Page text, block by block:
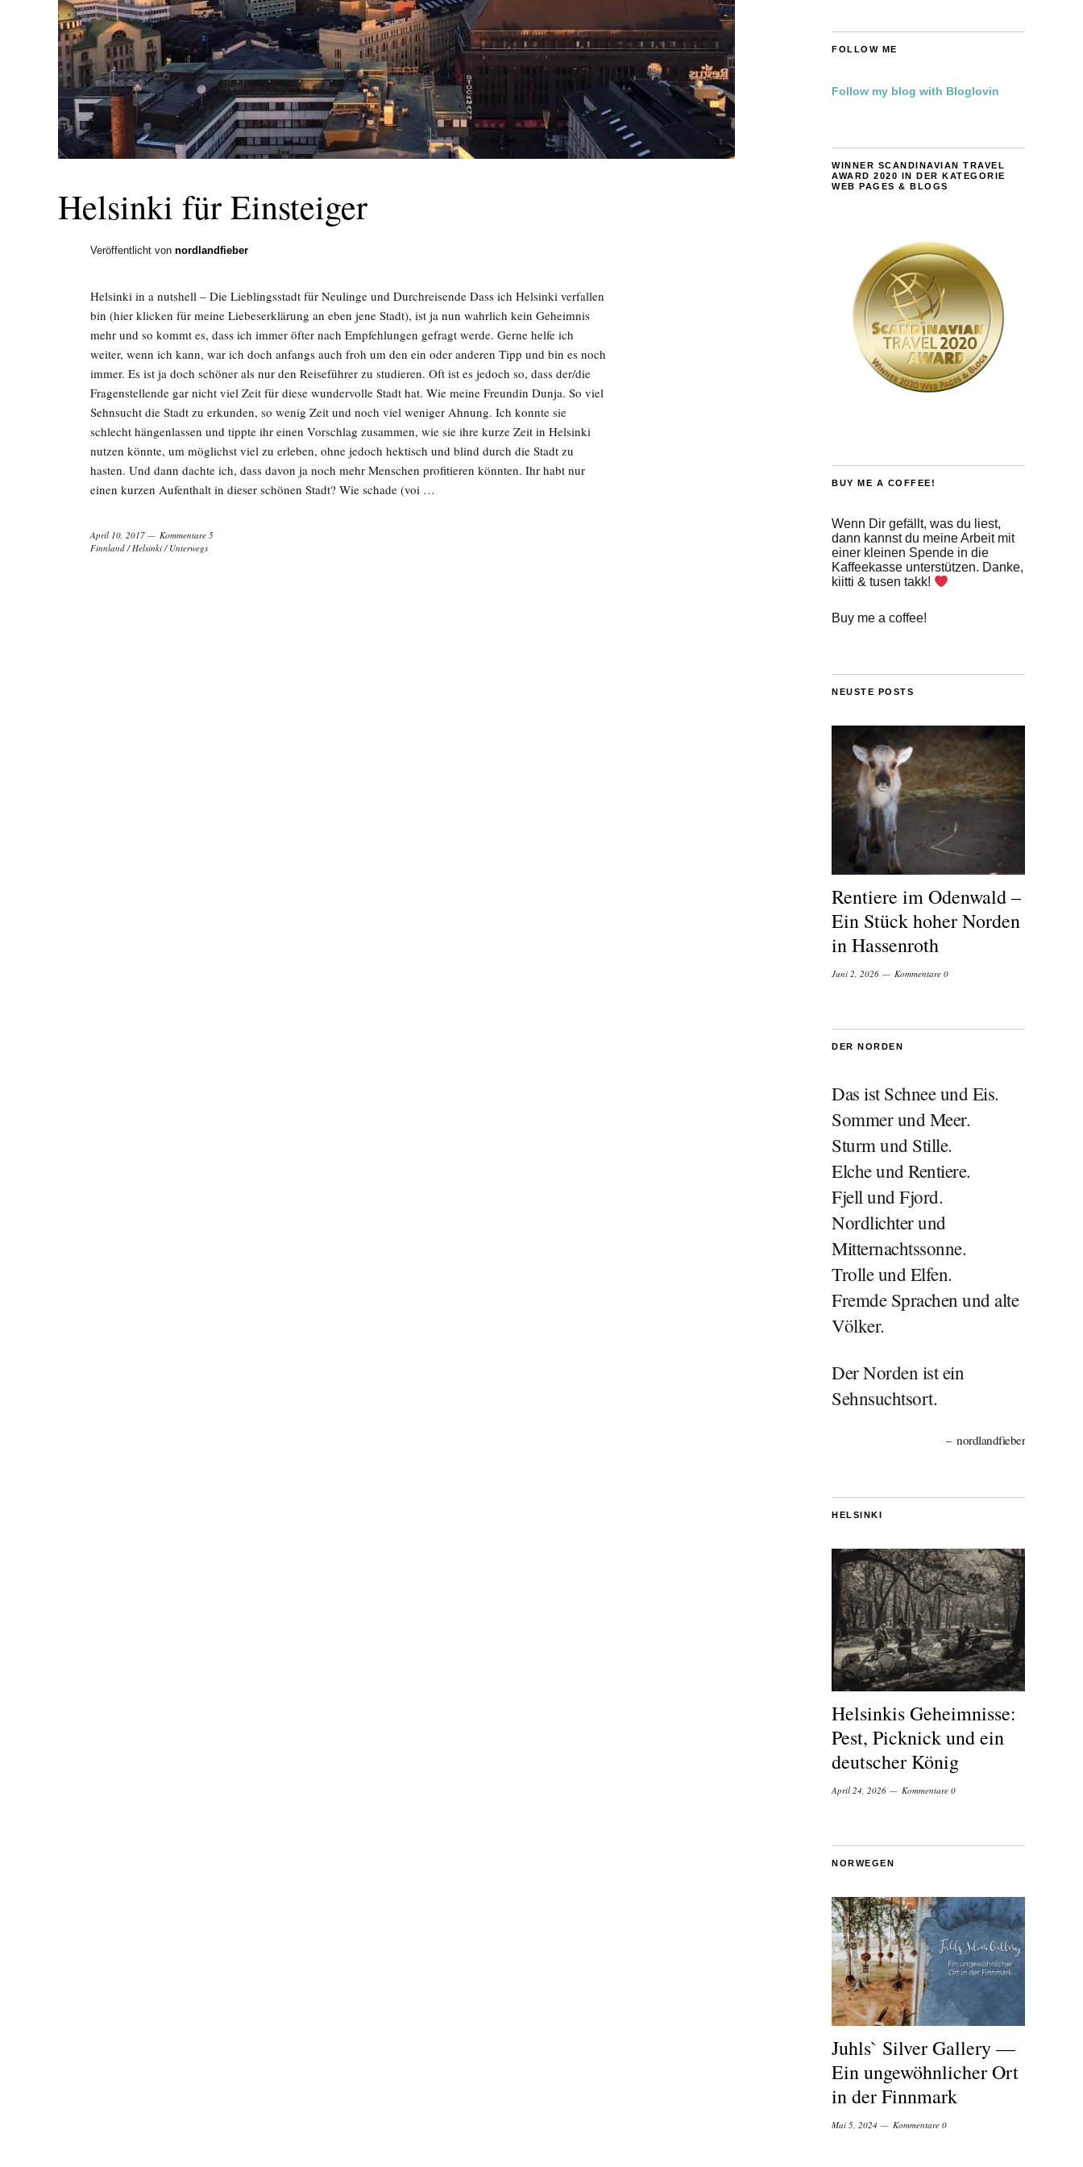
Helsinki für Einsteiger
Veröffentlicht von nordlandfieber
Helsinki in a nutshell – Die Lieblingsstadt für Neulinge und Durchreisende Dass ich Helsinki verfallen
bin (hier klicken für meine Liebeserklärung an eben jene Stadt), ist ja nun wahrlich kein Geheimnis
mehr und so kommt es, dass ich immer öfter nach Empfehlungen gefragt werde. Gerne helfe ich
weiter, wenn ich kann, war ich doch anfangs auch froh um den ein oder anderen Tipp und bin es noch
immer. Es ist ja doch schöner als nur den Reiseführer zu studieren. Oft ist es jedoch so, dass der/die
Fragenstellende gar nicht viel Zeit für diese wundervolle Stadt hat. Wie meine Freundin Dunja. So viel
Sehnsucht die Stadt zu erkunden, so wenig Zeit und noch viel weniger Ahnung. Ich konnte sie
schlecht hängenlassen und tippte ihr einen Vorschlag zusammen, wie sie ihre kurze Zeit in Helsinki
nutzen könnte, um möglichst viel zu erleben, ohne jedoch hektisch und blind durch die Stadt zu
hasten. Und dann dachte ich, dass davon ja noch mehr Menschen profitieren könnten. Ihr habt nur
einen kurzen Aufenthalt in dieser schönen Stadt? Wie schade (voi …
April 10, 2017
Kommentare 5
Finnland / Helsinki / Unterwegs
FOLLOW ME
Follow my blog with Bloglovin
WINNER SCANDINAVIAN TRAVEL
AWARD 2020 IN DER KATEGORIE
WEB PAGES & BLOGS
BUY ME A COFFEE!
Wenn Dir gefällt, was du liest,
dann kannst du meine Arbeit mit
einer kleinen Spende in die
Kaffeekasse unterstützen. Danke,
kiitti & tusen takk!
Buy me a coffee!
NEUSTE POSTS
Rentiere im Odenwald –
Ein Stück hoher Norden
in Hassenroth
Juni 2, 2026 Kommentare 0
DER NORDEN
Das ist Schnee und Eis.
Sommer und Meer.
Sturm und Stille.
Elche und Rentiere.
Fjell und Fjord.
Nordlichter und
Mitternachtssonne.
Trolle und Elfen.
Fremde Sprachen und alte
Völker.
Der Norden ist ein
Sehnsuchtsort.
nordlandfieber
HELSINKI
Helsinkis Geheimnisse:
Pest, Picknick und ein
deutscher König
April 24, 2026 Kommentare 0
NORWEGEN
Juhls` Silver Gallery —
Ein ungewöhnlicher Ort
in der Finnmark
Mai 5, 2024 Kommentare 0